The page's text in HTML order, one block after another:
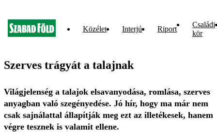
Közélet Interjú Riport
Családi
kör
Szerves trágyát a talajnak
Világjelenség a talajok elsavanyodása, romlása, szerves
anyagban való szegényedése. Jó hír, hogy ma már nem
csak sajnálattal állapítják meg ezt az illetékesek, hanem
végre tesznek is valamit ellene.